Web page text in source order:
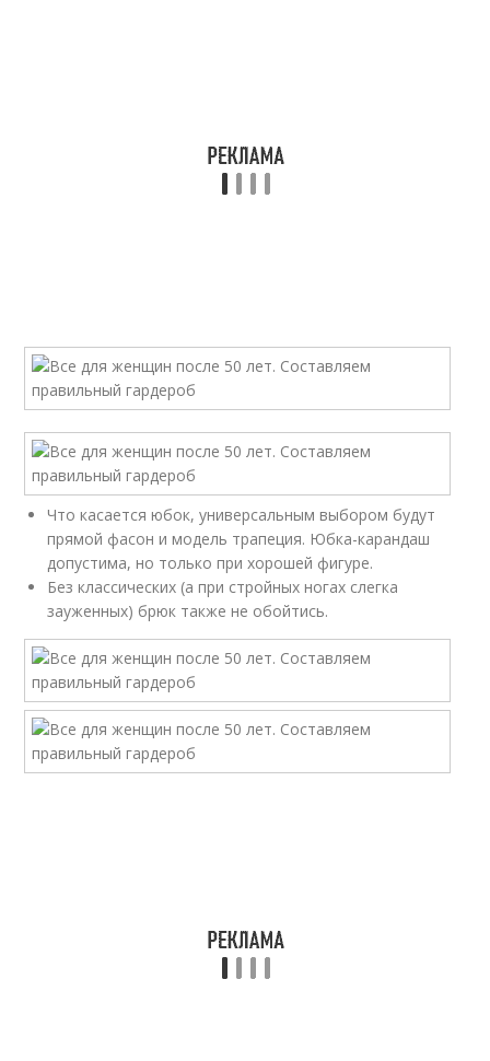
Что касается юбок, универсальным выбором будут
прямой фасон и модель трапеция. Юбка-карандаш
допустима, но только при хорошей фигуре.
Без классических (а при стройных ногах слегка
зауженных) брюк также не обойтись.